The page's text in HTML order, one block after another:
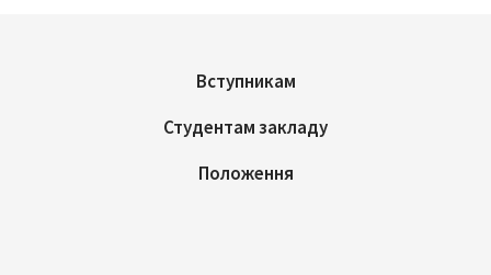
Вступникам
Студентам закладу
Положення